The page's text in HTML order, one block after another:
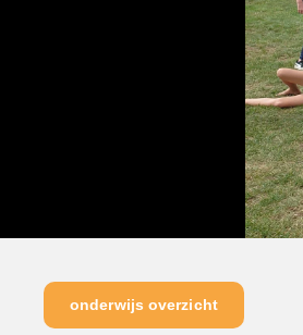
onderwijs overzicht